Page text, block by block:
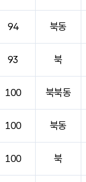
94 북동
93 북
100 북북동
100 북동
100 북